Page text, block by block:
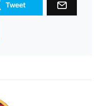
Tweet